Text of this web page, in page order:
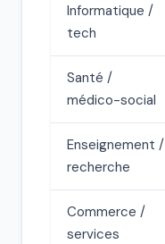
Informatique /
tech
Santé /
médico-social
Enseignement /
recherche
Commerce /
services